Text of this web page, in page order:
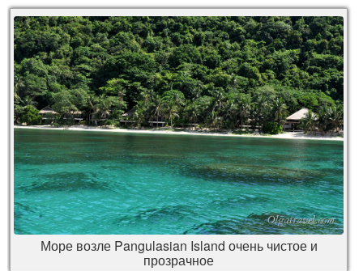
Море возле Pangulasian Island очень чистое и
прозрачное